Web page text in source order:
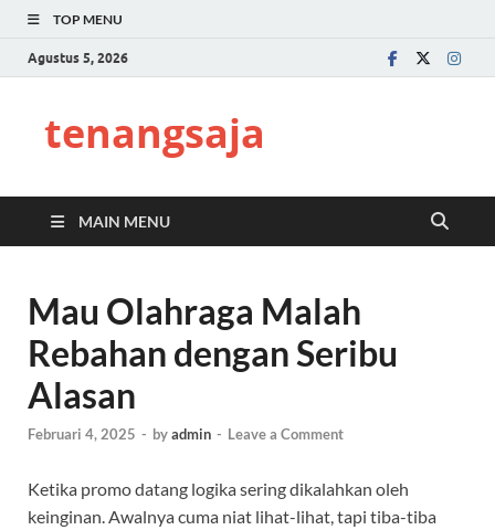
TOP MENU
Agustus 5, 2026
tenangsaja
MAIN MENU
Mau Olahraga Malah
Rebahan dengan Seribu
Alasan
Februari 4, 2025 - byadmin - Leave a Comment
Ketika promo datang logika sering dikalahkan oleh
keinginan. Awalnya cuma niat lihat-lihat, tapi tiba-tiba